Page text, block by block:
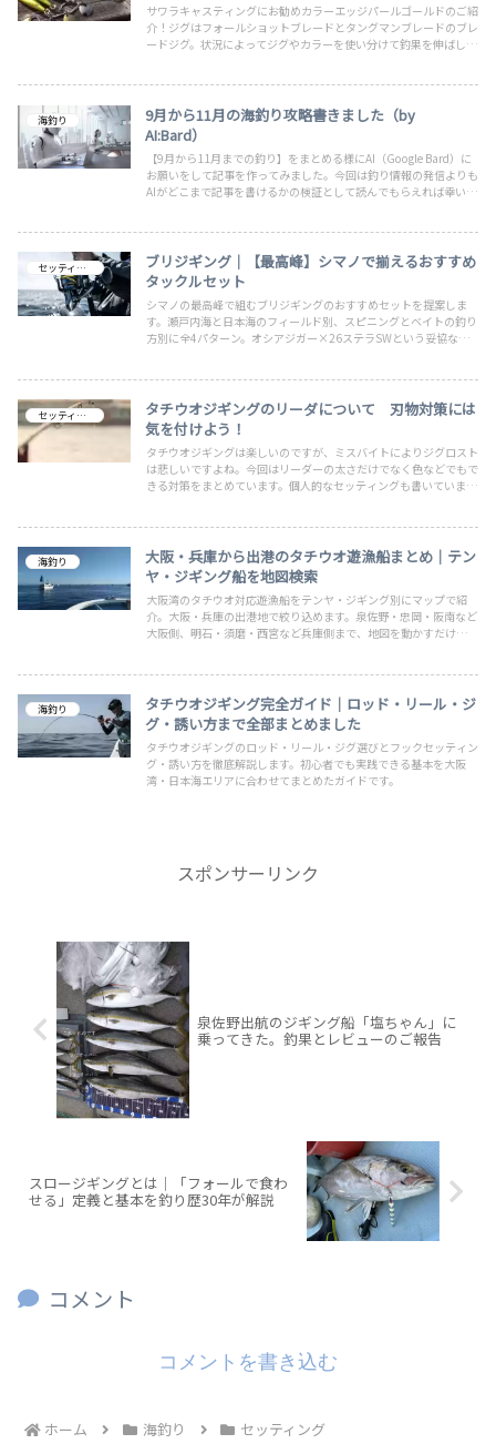
サワラキャスティングにお勧めカラーエッジパールゴールドのご紹
介！ジグはフォールショットブレードとタングマンブレードのブレ
ードジグ。状況によってジグやカラーを使い分けて釣果を伸ばしま
海釣り
9月から11月の海釣り攻略書きました（by
AI:Bard）
【9月から11月までの釣り】をまとめる様にAI（Google Bard）に
お願いをして記事を作ってみました。今回は釣り情報の発信よりも
AIがどこまで記事を書けるかの検証として読んでもらえれば幸いで
セッティング
ブリジギング｜【最高峰】シマノで揃えるおすすめ
タックルセット
シマノの最高峰で組むブリジギングのおすすめセットを提案しま
す。瀬戸内海と日本海のフィールド別、スピニングとベイトの釣り
方別に全4パターン。オシアジガー×26ステラSWという妥協なし
セッティング
タチウオジギングのリーダについて 刃物対策には
気を付けよう！
タチウオジギングは楽しいのですが、ミスバイトによりジグロスト
は悲しいですよね。今回はリーダーの太さだけでなく色などでもで
きる対策をまとめています。個人的なセッティングも書いています
海釣り
大阪・兵庫から出港のタチウオ遊漁船まとめ｜テン
ヤ・ジギング船を地図検索
大阪湾のタチウオ対応遊漁船をテンヤ・ジギング別にマップで紹
介。大阪・兵庫の出港地で絞り込めます。泉佐野・忠岡・阪南など
大阪側、明石・須磨・西宮など兵庫側まで、地図を動かすだけで近
海釣り
タチウオジギング完全ガイド｜ロッド・リール・ジ
グ・誘い方まで全部まとめました
タチウオジギングのロッド・リール・ジグ選びとフックセッティン
グ・誘い方を徹底解説します。初心者でも実践できる基本を大阪
湾・日本海エリアに合わせてまとめたガイドです。
スポンサーリンク
泉佐野出航のジギング船「塩ちゃん」に
乗ってきた。釣果とレビューのご報告
スロージギングとは｜「フォールで食わ
せる」定義と基本を釣り歴30年が解説
コメント
コメントを書き込む
ホーム 海釣り セッティング